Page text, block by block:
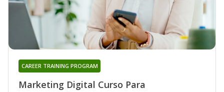
Marketing Digital Curso Para
CAREER TRAINING PROGRAM